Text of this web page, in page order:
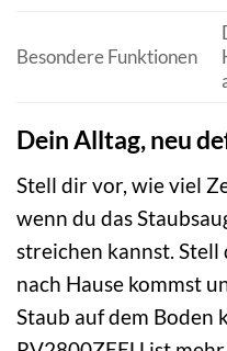
Besondere Funktionen
Dein Alltag, neu
Stell dir vor, wie viel
wenn du das
streichen kannst.
nach Hause kommst
Staub auf dem Boden